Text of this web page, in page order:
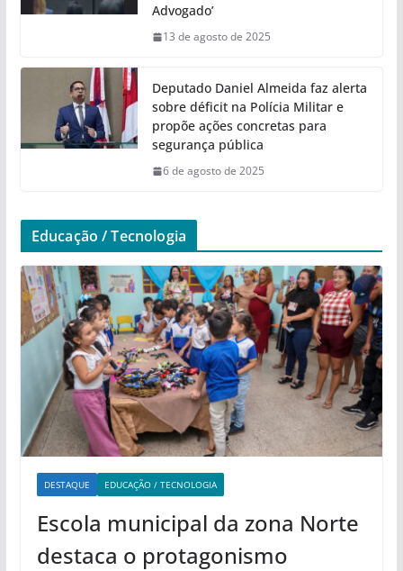
Advogado’
13 de agosto de 2025
Deputado Daniel Almeida faz alerta
sobre déficit na Polícia Militar e
propõe ações concretas para
segurança pública
6 de agosto de 2025
Educação / Tecnologia
DESTAQUE EDUCAÇÃO / TECNOLOGIA
Escola municipal da zona Norte
destaca o protagonismo